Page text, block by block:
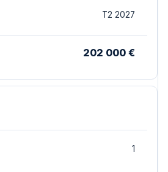
T2 2027
202 000 €
1